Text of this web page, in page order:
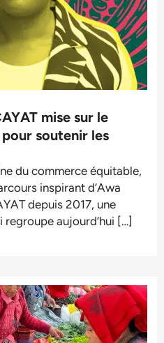
mise sur le
soutenir les
du commerce équitable,
inspirant d’Awa
depuis 2017, une
aujourd’hui […]